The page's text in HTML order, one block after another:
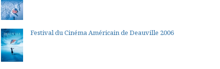
Festival du Cinéma Américain de Deauville 2006